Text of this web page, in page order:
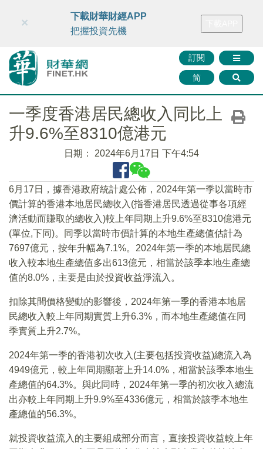
財華智庫網 FINTV FINMETA 財華證券 媒體矩陣
訂閱
简
×
下載財華財經APP
把握投資先機
一季度香港居民總收入同比上
升9.6%至8310億港元
日期： 2024年6月17日 下午4:54
6月17日，據香港政府統計處公佈，2024年第一季以當時市
價計算的香港本地居民總收入(指香港居民透過從事各項經
濟活動而賺取的總收入)較上年同期上升9.6%至8310億港元
(單位,下同)。同季以當時市價計算的本地生產總值估計為
7697億元，按年升幅為7.1%。2024年第一季的本地居民總
收入較本地生產總值多出613億元，相當於該季本地生產總
值的8.0%，主要是由於投資收益淨流入。
扣除其間價格變動的影響後，2024年第一季的香港本地居
民總收入較上年同期實質上升6.3%，而本地生產總值在同
季實質上升2.7%。
2024年第一季的香港初次收入(主要包括投資收益)總流入為
4949億元，較上年同期顯著上升14.0%，相當於該季本地生
產總值的64.3%。與此同時，2024年第一季的初次收入總流
出亦較上年同期上升9.9%至4336億元，相當於該季本地生
產總值的56.3%。
就投資收益流入的主要組成部分而言，直接投資收益較上年